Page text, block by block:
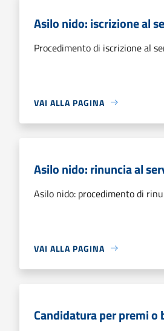
Asilo nido: iscrizione al
Procedimento di iscrizione al
VAI ALLA PAGINA
Asilo nido: rinuncia al
Asilo nido: procedimento di
VAI ALLA PAGINA
Candidatura per premi o